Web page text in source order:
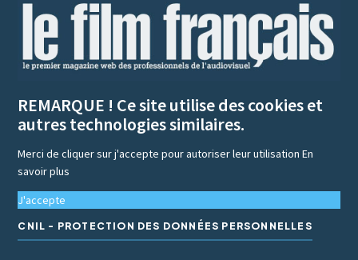
REMARQUE ! Ce site utilise des cookies et
autres technologies similaires.
Merci de cliquer sur j'accepte pour autoriser leur utilisationEn
savoir plus
J'accepte
CNIL - PROTECTION DES DONNÉES PERSONNELLES